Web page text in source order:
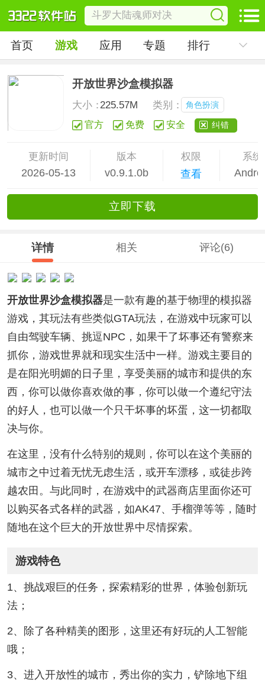
首页 游戏 应用 专题 排行
开放世界沙盒模拟器
大小：225.57M 类别： 角色扮演
官方 免费 安全 纠错
更新时间
2026-05-13
版本
v0.9.1.0b
权限
查看
系统
立即下载
详情 相关 评论(6)
开放世界沙盒模拟器是一款有趣的基于物理的模拟器
游戏，其玩法有些类似GTA玩法，在游戏中玩家可以
自由驾驶车辆、挑逗NPC，如果干了坏事还有警察来
抓你，游戏世界就和现实生活中一样。游戏主要目的
是在阳光明媚的日子里，享受美丽的城市和提供的东
西，你可以做你喜欢做的事，你可以做一个遵纪守法
的好人，也可以做一个只干坏事的坏蛋，这一切都取
决与你。
在这里，没有什么特别的规则，你可以在这个美丽的
城市之中过着无忧无虑生活，或开车漂移，或徒步跨
越农田。与此同时，在游戏中的武器商店里面你还可
以购买各式各样的武器，如AK47、手榴弹等等，随时
随地在这个巨大的开放世界中尽情探索。
游戏特色
1、挑战艰巨的任务，探索精彩的世界，体验创新玩
法；
2、除了各种精美的图形，这里还有好玩的人工智能
哦；
3、进入开放性的城市，秀出你的实力，铲除地下组